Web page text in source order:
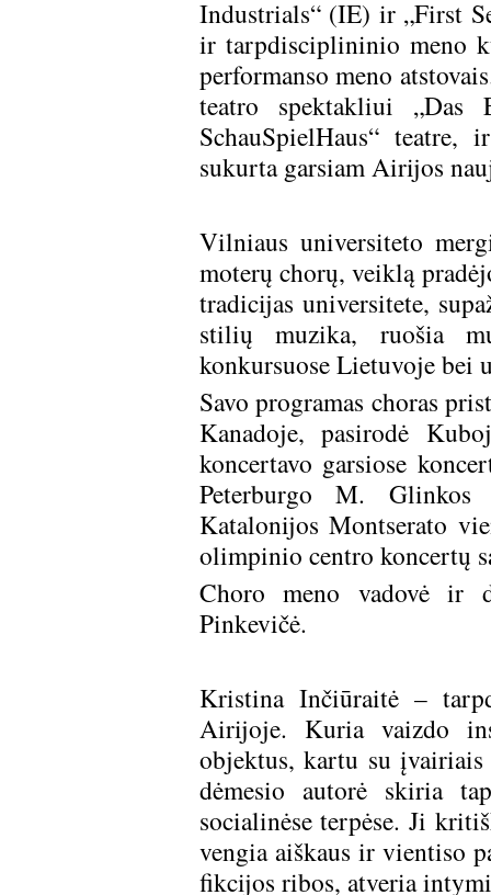
Industrials“ (IE) ir „First
ir tarpdisciplininio meno
performanso meno
teatro spektakliui „Das
SchauSpielHaus“ teatre,
sukurta garsiam Airijos
Vilniaus universiteto
moterų chorų, veiklą
tradicijas universitete,
stilių muzika, ruošia
konkursuose Lietuvoje bei
Savo programas choras
Kanadoje, pasirodė
koncertavo garsiose
Peterburgo M.
Katalonijos Montserato
olimpinio centro koncertų
Choro meno vadovė ir
Pinkevičė.
Kristina Inčiūraitė –
Airijoje. Kuria vaizdo
objektus, kartu su
dėmesio autorė skiria
socialinėse terpėse. Ji
vengia aiškaus ir vientiso
fikcijos ribos, atveria